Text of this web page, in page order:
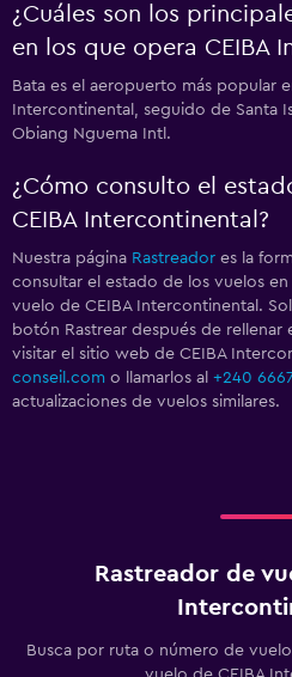
¿Cuáles son los
en los que opera CEIBA
Bata es el aeropuerto más popular
Intercontinental, seguido de Santa
Obiang Nguema Intl.
¿Cómo consulto el
CEIBA Intercontinental?
Nuestra página Rastreador es la
consultar el estado de los vuelos
vuelo de CEIBA Intercontinental.
botón Rastrear después de rellenar
visitar el sitio web de CEIBA
conseil.com o llamarlos al +240
actualizaciones de vuelos similares.
Rastreador de
Busca por ruta o número de